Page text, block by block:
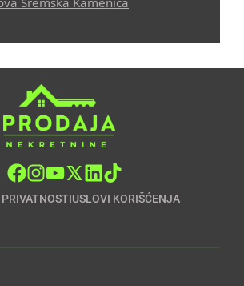
USLOVI KORIŠĆENJA